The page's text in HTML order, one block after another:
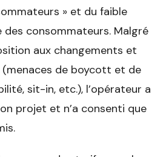
» et du faible
des consommateurs. Malgré
aux changements et
de boycott et de
sit-in, etc.), l’opérateur a
projet et n’a consenti que